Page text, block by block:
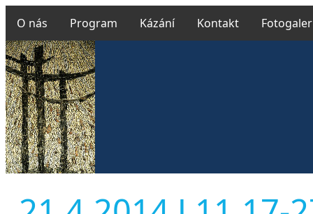
O nás Program Kázání Kontakt